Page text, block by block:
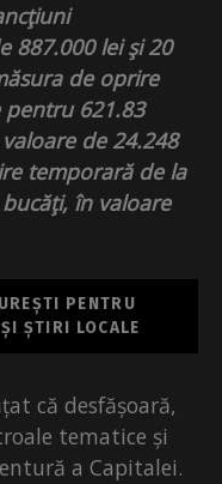
887.000 lei şi 20
de oprire
pentru 621.83
de 24.248
temporară de la
în valoare
PENTRU
ȘTIRI LOCALE
că desfășoară,
tematice și
a Capitalei.